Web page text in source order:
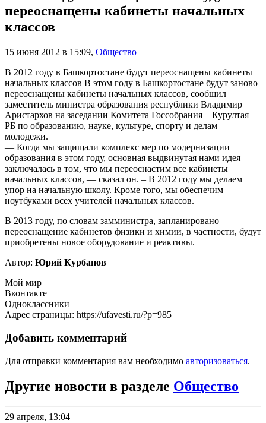
переоснащены кабинеты начальных
классов
15 июня 2012 в 15:09, Общество
В 2012 году в Башкортостане будут переоснащены кабинеты
начальных классов В этом году в Башкортостане будут заново
переоснащены кабинеты начальных классов, сообщил
заместитель министра образования республики Владимир
Аристархов на заседании Комитета Госсобрания – Курултая
РБ по образованию, науке, культуре, спорту и делам
молодежи.
— Когда мы защищали комплекс мер по модернизации
образования в этом году, основная выдвинутая нами идея
заключалась в том, что мы переоснастим все кабинеты
начальных классов, — сказал он. – В 2012 году мы делаем
упор на начальную школу. Кроме того, мы обеспечим
ноутбуками всех учителей начальных классов.
В 2013 году, по словам замминистра, запланировано
переоснащение кабинетов физики и химии, в частности, будут
приобретены новое оборудование и реактивы.
Автор: Юрий Курбанов
Мой мир
Вконтакте
Одноклассники
Адрес страницы: https://ufavesti.ru/?p=985
Добавить комментарий
Для отправки комментария вам необходимо авторизоваться.
Другие новости в разделе Общество
29 апреля, 13:04